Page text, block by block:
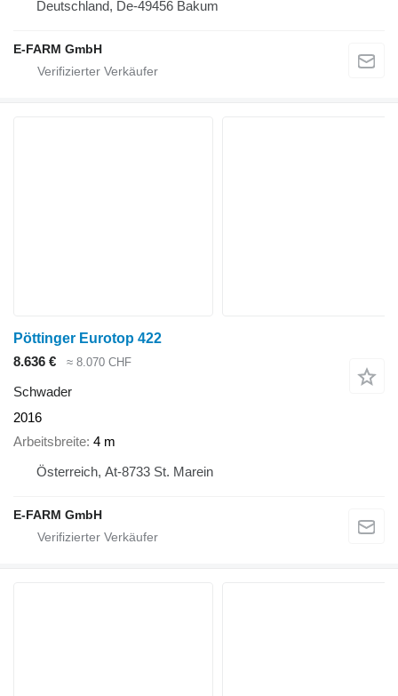
Deutschland, De-49456 Bakum
E-FARM GmbH
Pöttinger Eurotop 422
8.636 €
≈ 8.070 CHF
Schwader
2016
Arbeitsbreite 4 m
Österreich, At-8733 St. Marein
E-FARM GmbH